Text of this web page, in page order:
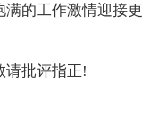
的工作激情迎接更
批评指正!